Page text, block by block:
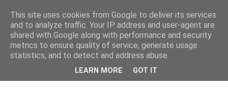
This site uses cookies from Google to deliver its services
and to analyze traffic. Your IP address and user-agent are
shared with Google along with performance and security
metrics to ensure quality of service, generate usage
statistics, and to detect and address abuse.
LEARN MORE GOT IT